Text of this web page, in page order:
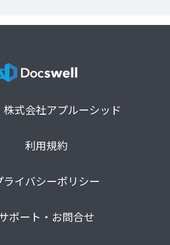
株式会社アプルーシッド
利用規約
ライバシーポリシー
ポート・お問合せ